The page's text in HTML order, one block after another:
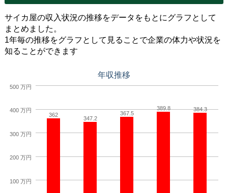
サイカ屋の収入状況の推移をデータをもとにグラフとして
まとめました。
1年毎の推移をグラフとして見ることで企業の体力や状況を
知ることができます
年収推移
362
347.2
367.5
389.8 384.3
100 万円
200 万円
300 万円
400 万円
500 万円